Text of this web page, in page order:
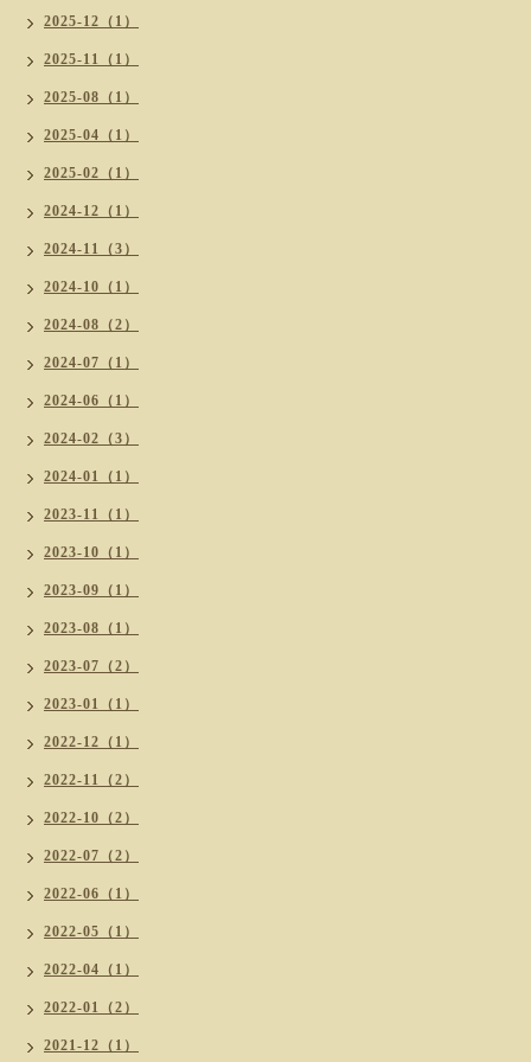
2025-12（1）
2025-11（1）
2025-08（1）
2025-04（1）
2025-02（1）
2024-12（1）
2024-11（3）
2024-10（1）
2024-08（2）
2024-07（1）
2024-06（1）
2024-02（3）
2024-01（1）
2023-11（1）
2023-10（1）
2023-09（1）
2023-08（1）
2023-07（2）
2023-01（1）
2022-12（1）
2022-11（2）
2022-10（2）
2022-07（2）
2022-06（1）
2022-05（1）
2022-04（1）
2022-01（2）
2021-12（1）